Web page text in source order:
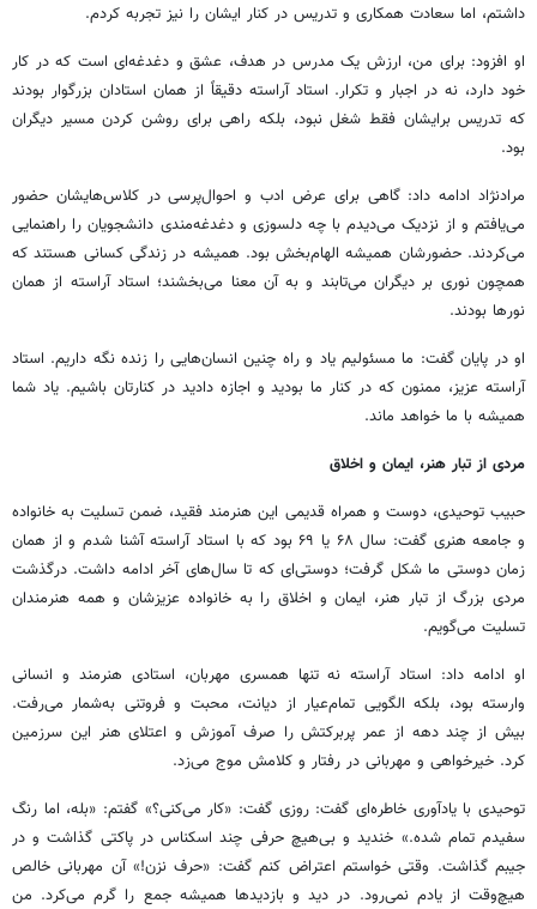
داشتم، اما سعادت همکاری و تدریس در کنار ایشان را نیز تجربه کردم.
او افزود: برای من، ارزش یک مدرس در هدف، عشق و دغدغه‌ای است که در کار
خود دارد، نه در اجبار و تکرار. استاد آراسته دقیقاً از همان استادان بزرگوار بودند
که تدریس برایشان فقط شغل نبود، بلکه راهی برای روشن کردن مسیر دیگران
بود.
مرادنژاد ادامه داد: گاهی برای عرض ادب و احوال‌پرسی در کلاس‌هایشان حضور
می‌یافتم و از نزدیک می‌دیدم با چه دلسوزی و دغدغه‌مندی دانشجویان را راهنمایی
می‌کردند. حضورشان همیشه الهام‌بخش بود. همیشه در زندگی کسانی هستند که
همچون نوری بر دیگران می‌تابند و به آن معنا می‌بخشند؛ استاد آراسته از همان
نورها بودند.
او در پایان گفت: ما مسئولیم یاد و راه چنین انسان‌هایی را زنده نگه داریم. استاد
آراسته‌ عزیز، ممنون که در کنار ما بودید و اجازه دادید در کنارتان باشیم. یاد شما
همیشه با ما خواهد ماند.
مردی از تبار هنر، ایمان و اخلاق
حبیب توحیدی، دوست و همراه قدیمی این هنرمند فقید، ضمن تسلیت به خانواده
و جامعه هنری گفت: سال ۶۸ یا ۶۹ بود که با استاد آراسته آشنا شدم و از همان
زمان دوستی ما شکل گرفت؛ دوستی‌ای که تا سال‌های آخر ادامه داشت. درگذشت
مردی بزرگ از تبار هنر، ایمان و اخلاق را به خانواده عزیزشان و همه هنرمندان
تسلیت می‌گویم.
او ادامه داد: استاد آراسته نه تنها همسری مهربان، استادی هنرمند و انسانی
وارسته بود، بلکه الگویی تمام‌عیار از دیانت، محبت و فروتنی به‌شمار می‌رفت.
بیش از چند دهه از عمر پربرکتش را صرف آموزش و اعتلای هنر این سرزمین
کرد. خیرخواهی و مهربانی در رفتار و کلامش موج می‌زد.
توحیدی با یادآوری خاطره‌ای گفت: روزی گفت: «کار می‌کنی؟» گفتم: «بله، اما رنگ
سفیدم تمام شده.» خندید و بی‌هیچ حرفی چند اسکناس در پاکتی گذاشت و در
جیبم گذاشت. وقتی خواستم اعتراض کنم گفت: «حرف نزن!» آن مهربانی خالص
هیچ‌وقت از یادم نمی‌رود. در دید و بازدیدها همیشه جمع را گرم می‌کرد. من